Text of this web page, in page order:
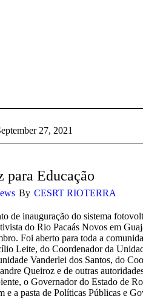
27, 2021
para Educação
By CESRT RIOTERRA
de inauguração do sistema
do Rio Pacaás Novos em
Foi aberto para toda a
Leite, do Coordenador da
Vanderlei dos Santos, do
Queiroz e de outras
o Governador do Estado de
e a pasta de Políticas Públicas e